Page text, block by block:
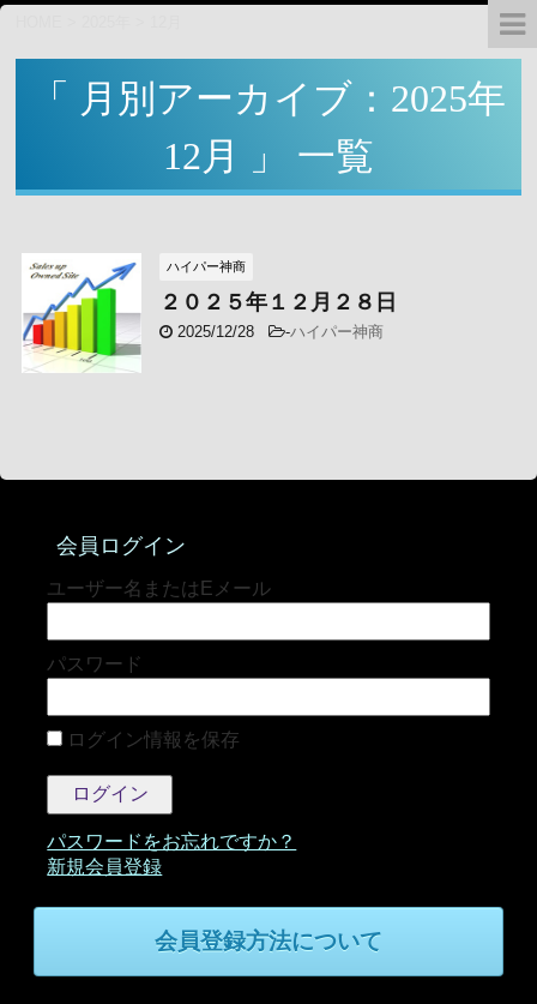
「 月別アーカイブ：2025年
12月 」 一覧
ハイパー神商
２０２５年１２月２８日
2025/12/28 -ハイパー神商
会員ログイン
パスワード
ログイン情報を保存
パスワードをお忘れですか？
会員登録方法について